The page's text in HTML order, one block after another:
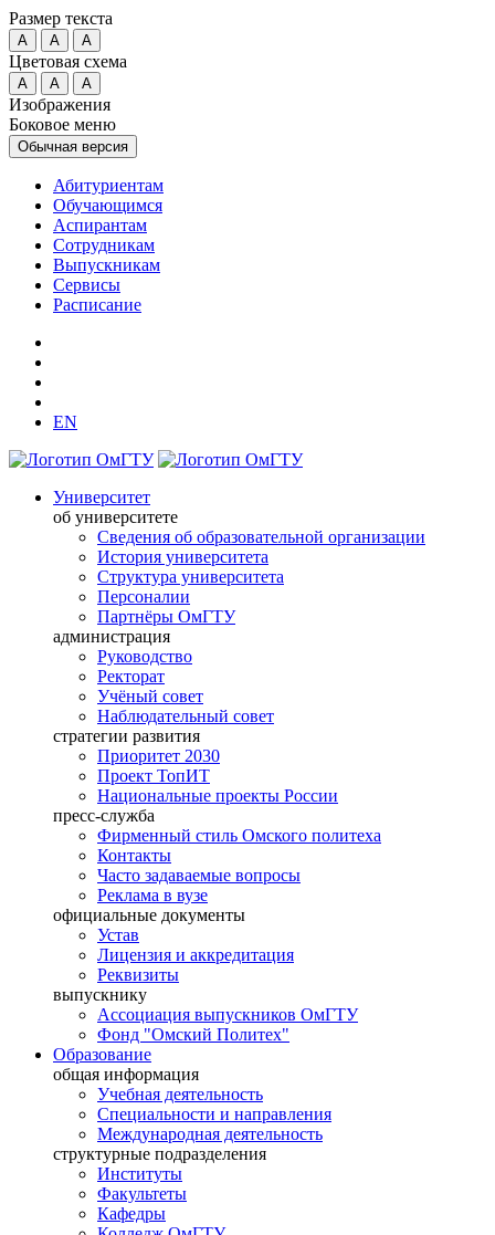
Размер текста
A A A
Цветовая схема
A A A
Изображения
Боковое меню
Обычная версия
Абитуриентам
Обучающимся
Аспирантам
Сотрудникам
Выпускникам
Сервисы
Расписание
EN
Университет
об университете
Сведения об образовательной организации
История университета
Структура университета
Персоналии
Партнёры ОмГТУ
администрация
Руководство
Ректорат
Учёный совет
Наблюдательный совет
стратегии развития
Приоритет 2030
Проект ТопИТ
Национальные проекты России
пресс-служба
Фирменный стиль Омского политеха
Контакты
Часто задаваемые вопросы
Реклама в вузе
официальные документы
Устав
Лицензия и аккредитация
Реквизиты
выпускнику
Ассоциация выпускников ОмГТУ
Фонд "Омский Политех"
Образование
общая информация
Учебная деятельность
Специальности и направления
Международная деятельность
структурные подразделения
Институты
Факультеты
Кафедры